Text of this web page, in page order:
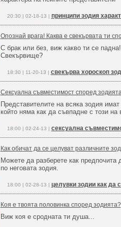
20:30 | 02-18-13 | принципи зодия
Опознай врага! Каква е свекървата ти
С брак или без, виж какво ти се
Свекървище?
18:30 | 11-20-13 | свекърва хороскоп
Сексуална съвместимост според
Представителите на всяка зодия
който няма как да съвпадне с този на
18:00 | 02-24-13 | сексуална
Как обичат да се целуват различните
Можете да разберете как
по неговата зодия.
18:00 | 02-28-13 | целувки зодии как да
Коя е твоята половинка според зодията?
Виж коя е сродната ти душа...